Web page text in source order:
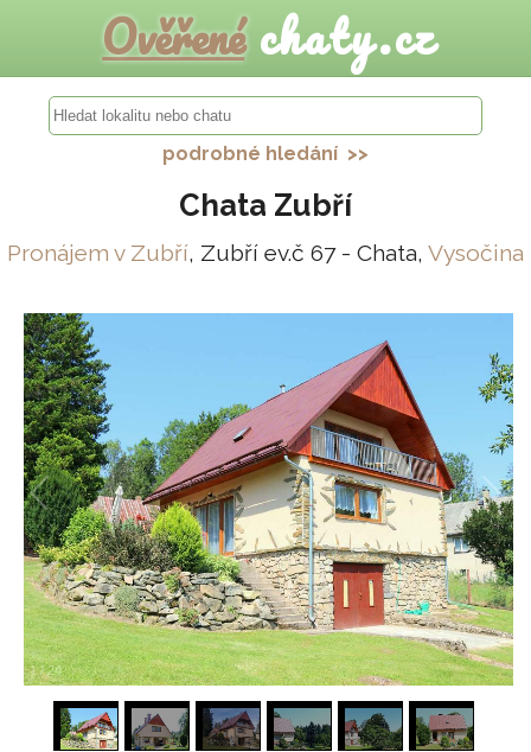
Ověřenéchaty.cz
podrobné hledání >>
Chata Zubří
Pronájem v Zubří, Zubří ev.č 67 - Chata, Vysočina
1/24